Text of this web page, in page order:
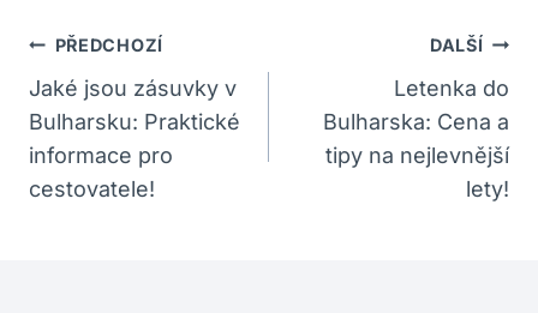
Navigace
Pro
Příspěvek
PŘEDCHOZÍ
Jaké jsou zásuvky v
Bulharsku: Praktické
informace pro
cestovatele!
DALŠÍ
Letenka do
Bulharska: Cena a
tipy na nejlevnější
lety!